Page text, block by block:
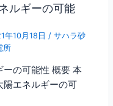
ルギーの可能
年10月18日 /サハラ砂
所
の可能性 概要 本
陽エネルギーの可